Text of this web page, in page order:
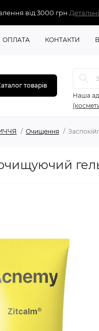
від 3000 грн
ОПЛАТА КОНТАКТИ
товарів
Наша
Очищення